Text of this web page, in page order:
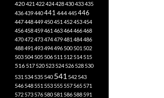
420421 422424428430433435
436439440441 444445446
447448449450451 452453454
456458459461 463464466468
470472473474479481 484486
488491 493494496 500 501 502
503 504 505 506 511 512 514 515
516 517 520 523 524 526 528 530
531 534 535 540 541 542 543
546 548 551 553 555 557 565 571
572 573 576 580 581 586 588 591